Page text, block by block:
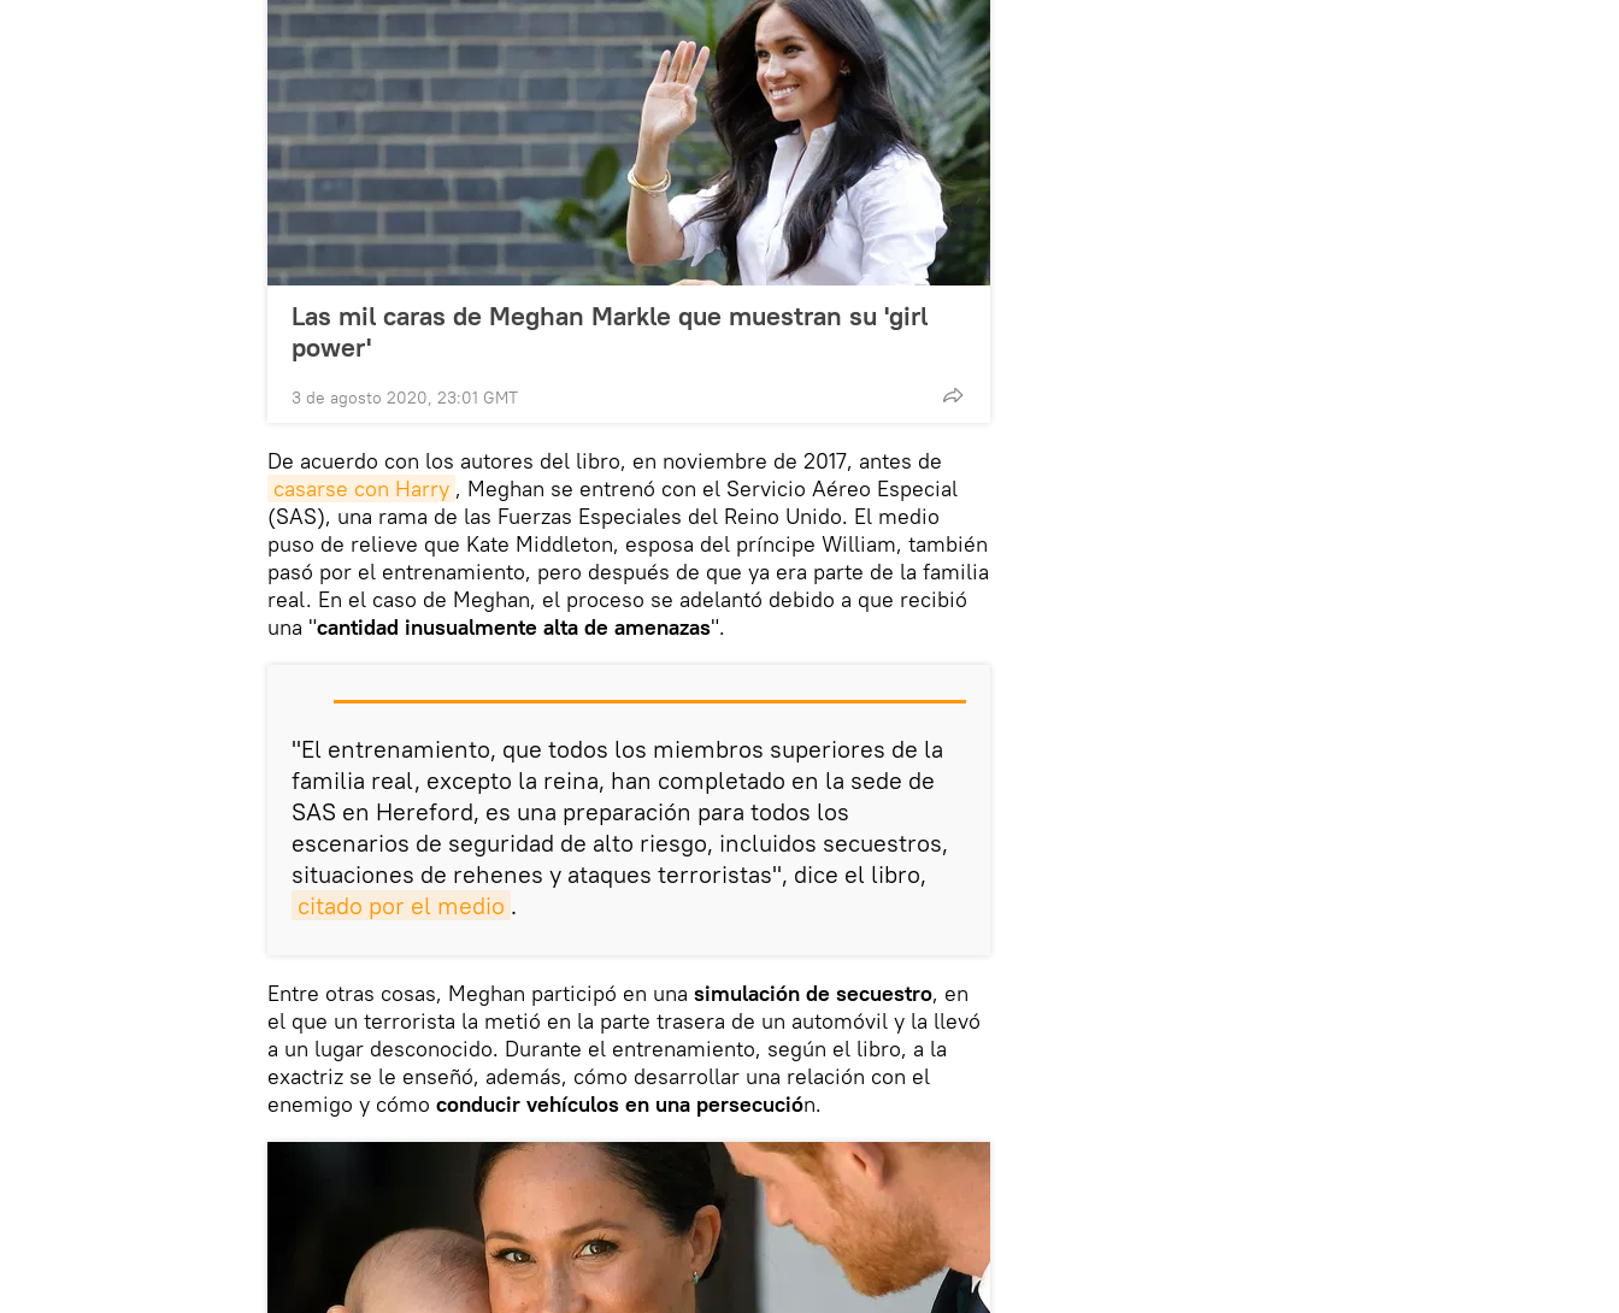
Las mil caras de Meghan Markle que muestran su 'girl
power'
3 de agosto 2020, 23:01 GMT
De acuerdo con los autores del libro, en noviembre de 2017, antes de
casarse con Harry , Meghan se entrenó con el Servicio Aéreo Especial
(SAS), una rama de las Fuerzas Especiales del Reino Unido. El medio
puso de relieve que Kate Middleton, esposa del príncipe William, también
pasó por el entrenamiento, pero después de que ya era parte de la familia
real. En el caso de Meghan, el proceso se adelantó debido a que recibió
una "cantidad inusualmente alta de amenazas".
"El entrenamiento, que todos los miembros superiores de la
familia real, excepto la reina, han completado en la sede de
SAS en Hereford, es una preparación para todos los
escenarios de seguridad de alto riesgo, incluidos secuestros,
situaciones de rehenes y ataques terroristas", dice el libro,
citado por el medio .
Entre otras cosas, Meghan participó en una simulación de secuestro, en
el que un terrorista la metió en la parte trasera de un automóvil y la llevó
a un lugar desconocido. Durante el entrenamiento, según el libro, a la
exactriz se le enseñó, además, cómo desarrollar una relación con el
enemigo y cómo conducir vehículos en una persecución.